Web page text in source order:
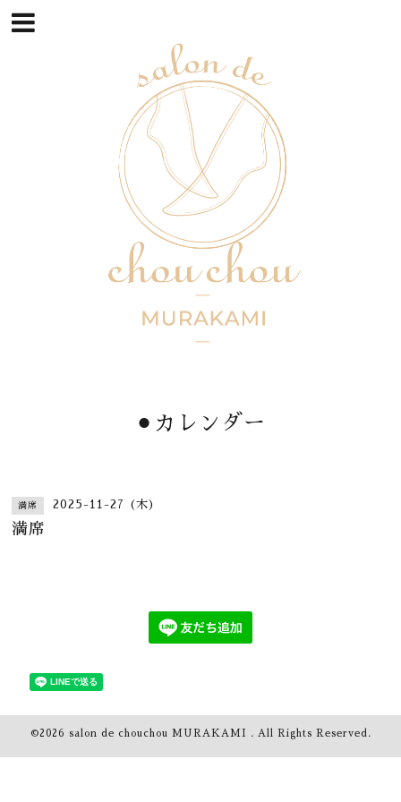
⚫︎カレンダー
満席 2025-11-27 (木)
満席
©2026 salon de chouchou MURAKAMI . All Rights Reserved.